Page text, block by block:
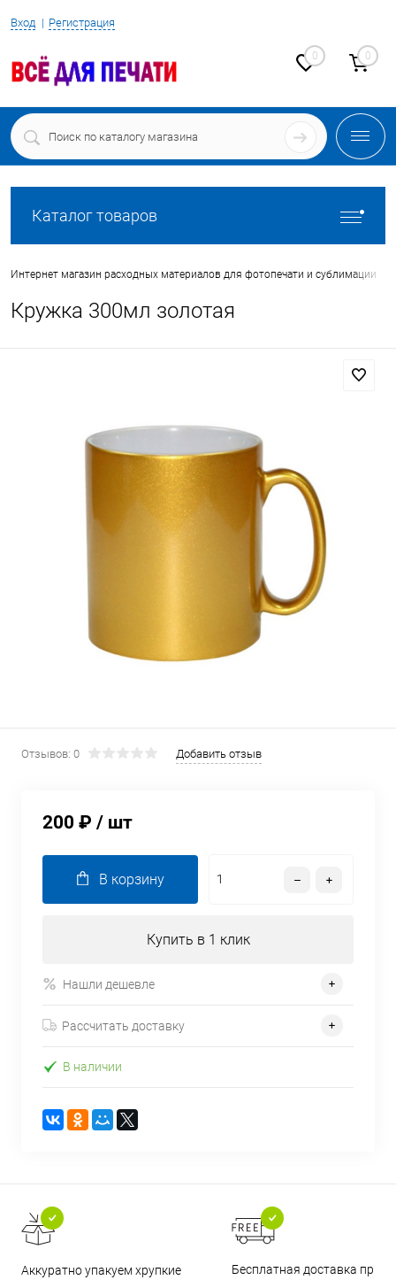
Вход Регистрация
0 0
Каталог товаров
Интернет магазин расходных материалов для фотопечати и сублимации
Кружка 300мл золотая
Отзывов: 0 Добавить отзыв
200 ₽ / шт
В корзину
Купить в 1 клик
Нашли дешевле
Рассчитать доставку
В наличии
Аккуратно упакуем хрупкие
Бесплатная доставка при